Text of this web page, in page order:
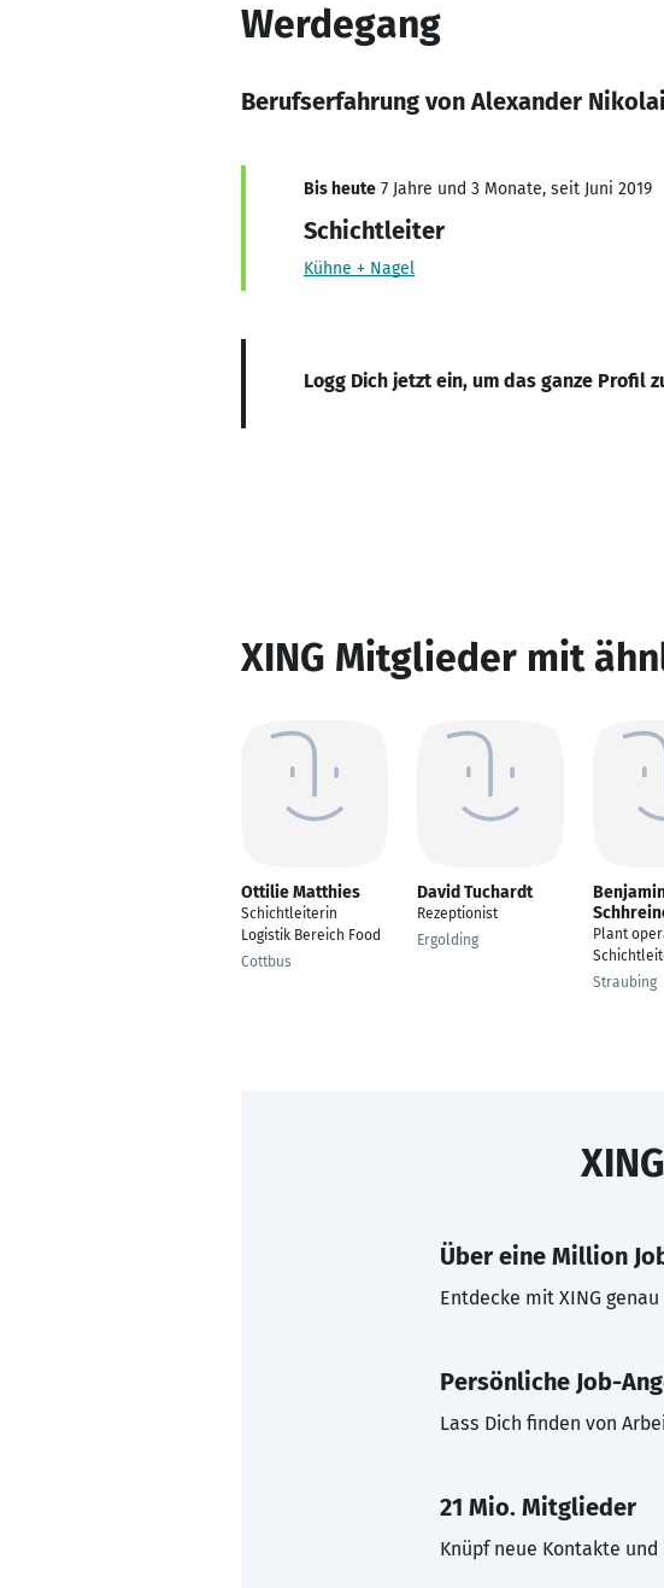
Werdegang
Berufserfahrung von Alexander Nikolai
Bis heute 7 Jahre und 3 Monate, seit Juni 2019
Schichtleiter
Kühne + Nagel
Logg Dich jetzt ein, um das ganze Profil
XING Mitglieder mit
Ottilie Matthies
Schichtleiterin
Logistik Bereich Food
Cottbus
David Tuchardt
Rezeptionist
Ergolding
Plant
Straubing
Über eine Million
Entdecke mit XING
Persönliche Job-
Lass Dich finden von
21 Mio. Mitglieder
Knüpf neue Kontakte